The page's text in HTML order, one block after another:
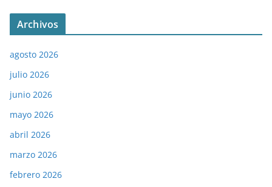
Archivos
agosto 2026
julio 2026
junio 2026
mayo 2026
abril 2026
marzo 2026
febrero 2026